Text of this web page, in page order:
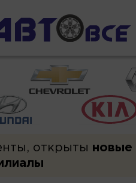
открыты новые